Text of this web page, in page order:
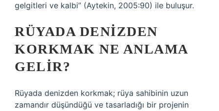
gelgitleri ve kalbi” (Aytekin, 2005:90) ile buluşur.
RÜYADA DENIZDEN
KORKMAK NE ANLAMA
GELIR?
Rüyada denizden korkmak; rüya sahibinin uzun
zamandır düşündüğü ve tasarladığı bir projenin